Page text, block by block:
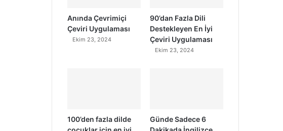
Anında Çevrimiçi
Çeviri Uygulaması
Ekim 23, 2024
90’dan Fazla Dili
Destekleyen En İyi
Çeviri Uygulaması
Ekim 23, 2024
100’den fazla dilde
Günde Sadece 6